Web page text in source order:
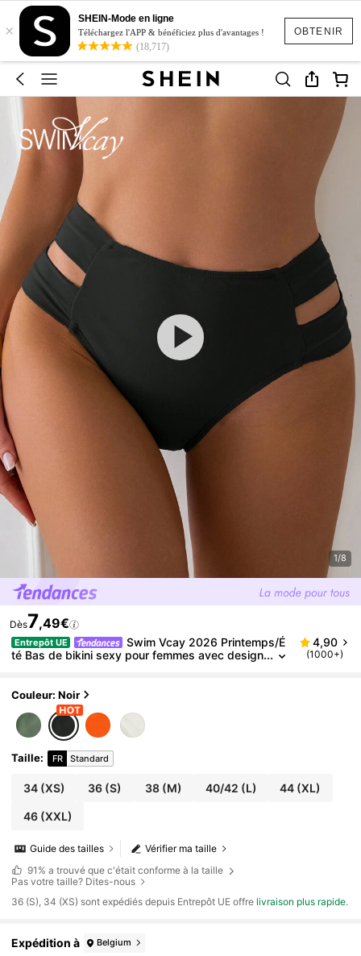
OBTENIR
×
SHEIN-Mode en ligne
Téléchargez l'APP & bénéficiez plus d'avantages !
(18,717)
1/8
Dès7,49€
Entrepôt UE
Swim Vcay 2026 Printemps/É
té Bas de bikini sexy pour femmes avec design
4,90
(1000+)
Couleur: Noir
Taille: FR Standard
34(XS) 36 (S) 38(M) 40/42 (L) 44 (XL)
46(XXL)
Vérifier ma taille
Guide des tailles
91% a trouvé que c'était conforme à la taille
Pas votre taille? Dites-nous
​36 (S), 34 (XS) sont expédiés depuis Entrepôt UE offre livraison plus rapide.
Expédition à Belgium